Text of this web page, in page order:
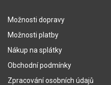
Možnosti dopravy
Možnosti platby
Nákup na splátky
Obchodní podmínky
Zpracování osobních údajů